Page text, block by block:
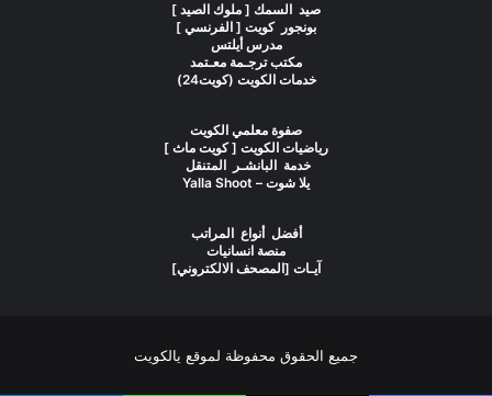
صيد السمك [ ملوك الصيد ]
بونجور كويت [ الفرنسي ]
مدرس أيلتس
مكتب ترجـمة معـتمد
خدمات الكويت (كويت24)
صفوة معلمي الكويت
رياضيات الكويت [ كويت ماث ]
خدمة البانشـر المتنقل
يلا شوت – Yalla Shoot
أفضل أنواع المراتب
منصة انسانيات
آيـات [المصحف الالكتروني]
جميع الحقوق محفوظة لموقع يالكويت